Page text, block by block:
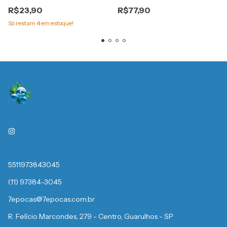
R$23,90
Só restam 4em estoque!
R$77,90
5511973843045
(11) 97384-3045
7epocas@7epocas.com.br
R. Felício Marcondes, 279 - Centro, Guarulhos - SP